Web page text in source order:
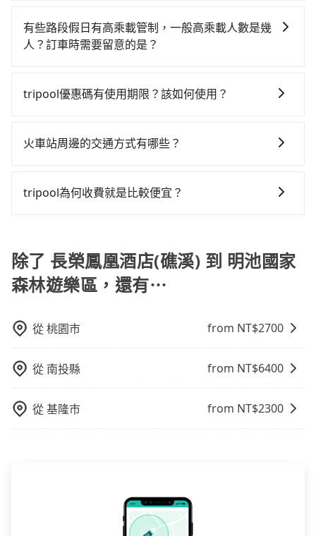
人花費為2,170元。不過台南市領有合法執照的計程車僅
有4,100多輛，計程車的密度為雙北的4.6%，換句話說，
乘客是外地人便漫天喊價或恣意繞路。但如果全程使用
人至少額外負擔180元車資，而且更會額外浪費23分鐘
最多可再節省50%的交通費用。
車，那要注意台南市僅有合法計程車約4,140輛，計程車
密度為雙北的4.6%，也就是說要臨時叫到小黃的難度是
叫，該縣市僅有約749輛計程車，建議事先做好規劃。再
雖然長榮鳳凰酒店(礁溪)到明池國家森林遊樂區的跳表小
最高可省$4,200。
提供早鳥優惠，您越早預訂就能享有更優惠的價格。所
以不妨趁早訂購，享受更划算的價格。
有些路段假日有高乘載管制，一般高乘載人數是幾
人？訂車時需要留意的是？
道路安全，政府會實施高乘載管制，限制只有符合以下
有身心障礙證明、記者證或「高速公路高乘載管制」通
tripool優惠碼有使用期限？該如何使用？
要在期限內完成去程訂購，並在結帳時輸入該折扣碼，
火車站周邊的交通方式有哪些？
方式： 公車或客運：乘坐公車或客運到達或離開火車
開火車站，是最便利的，無需與人共乘、快速抵達。
tripool為何收費就是比較便宜？
因為司機素質比較差、車上會有煙味、或者車齡過大，
但事實恰恰相反。tripool不僅有嚴密的篩選機制，定期
淘汰顧客評分較低的司機，且車輛均要求5年內新車，司
配戴口罩。tripool之所以能將價格壓在市價7~8折的主
因來自於自行研發的AI車輛調度演算法，能有效降低空
車率，也就是提高俗稱「回頭車」的比例。這不僅體現
在成本的控制，更是在傳統旺季（年假、端午、中秋、
用到不熟悉的司機或者轉單給其他車行的情況比同行更
下訂以把握最划算的價格。
除了 長榮鳳凰酒店(礁溪) 到 明池國家
森林遊樂區，還有⋯
從桃園市 from NT$2700
從 南投縣 from NT$6400
從基隆市 from NT$2300